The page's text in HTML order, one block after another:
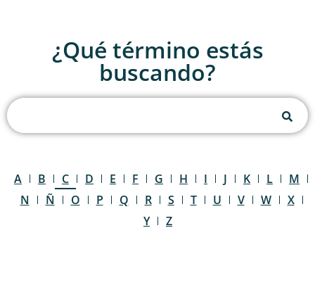
¿Qué término estás
buscando?
A B C D E F G H I J K L
M
N
Ñ O P Q R S T U V W
X
Y
Z